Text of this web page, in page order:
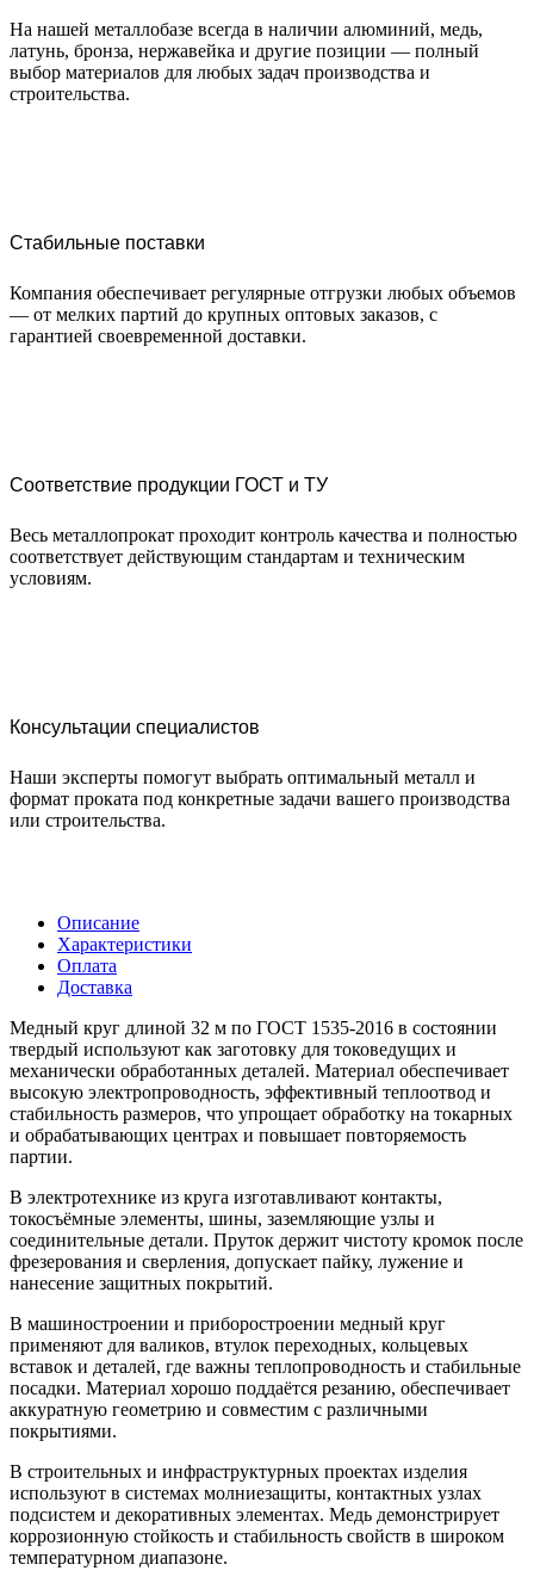
На нашей металлобазе всегда в наличии алюминий, медь,
латунь, бронза, нержавейка и другие позиции — полный
выбор материалов для любых задач производства и
строительства.
Стабильные поставки
Компания обеспечивает регулярные отгрузки любых объемов
— от мелких партий до крупных оптовых заказов, с
гарантией своевременной доставки.
Соответствие продукции ГОСТ и ТУ
Весь металлопрокат проходит контроль качества и полностью
соответствует действующим стандартам и техническим
условиям.
Консультации специалистов
Наши эксперты помогут выбрать оптимальный металл и
формат проката под конкретные задачи вашего производства
или строительства.
Описание
Характеристики
Оплата
Доставка
Медный круг длиной 32 м по ГОСТ 1535-2016 в состоянии
твердый используют как заготовку для токоведущих и
механически обработанных деталей. Материал обеспечивает
высокую электропроводность, эффективный теплоотвод и
стабильность размеров, что упрощает обработку на токарных
и обрабатывающих центрах и повышает повторяемость
партии.
В электротехнике из круга изготавливают контакты,
токосъёмные элементы, шины, заземляющие узлы и
соединительные детали. Пруток держит чистоту кромок после
фрезерования и сверления, допускает пайку, лужение и
нанесение защитных покрытий.
В машиностроении и приборостроении медный круг
применяют для валиков, втулок переходных, кольцевых
вставок и деталей, где важны теплопроводность и стабильные
посадки. Материал хорошо поддаётся резанию, обеспечивает
аккуратную геометрию и совместим с различными
покрытиями.
В строительных и инфраструктурных проектах изделия
используют в системах молниезащиты, контактных узлах
подсистем и декоративных элементах. Медь демонстрирует
коррозионную стойкость и стабильность свойств в широком
температурном диапазоне.